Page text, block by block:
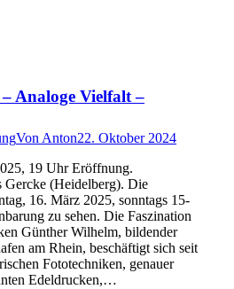
Analoge Vielfalt –
Von Anton22. Oktober 2024
19 Uhr Eröffnung.
(Heidelberg). Die
16. März 2025, sonntags 15-
zu sehen. Die Faszination
Günther Wilhelm, bildender
am Rhein, beschäftigt sich seit
Fototechniken, genauer
Edeldrucken,…